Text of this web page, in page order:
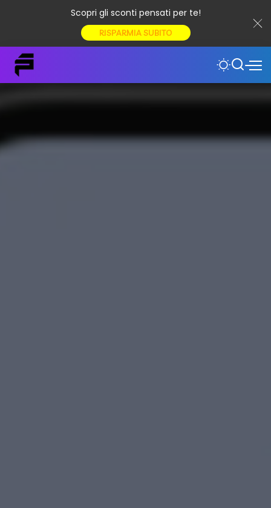
Scopri gli sconti pensati per te!
RISPARMIA SUBITO